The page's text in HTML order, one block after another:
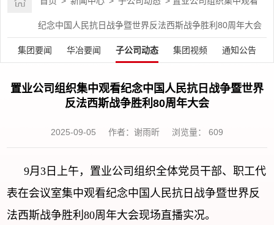
纪念中国人民抗日战争暨世界反法西斯战争胜利80周年大会
集团要闻 华冶要闻 子公司动态 集团视频 通知公告
置业公司组织集中观看纪念中国人民抗日战争暨世界
反法西斯战争胜利80周年大会
2025-09-05 作者：谢雨昕 浏览量： 609
9月3日上午，置业公司组织全体党员干部、职工代
表在会议室集中观看纪念中国人民抗日战争暨世界反
法西斯战争胜利80周年大会现场直播实况。